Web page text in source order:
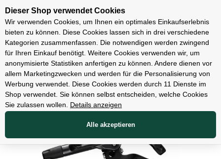
Unsere Filialen
Teile
Dieser Shop verwendet Cookies
Wir verwenden Cookies, um Ihnen ein optimales Einkaufserlebnis
bieten zu können. Diese Cookies lassen sich in drei verschiedene
Kategorien zusammenfassen. Die notwendigen werden zwingend
für Ihren Einkauf benötigt. Weitere Cookies verwenden wir, um
anonymisierte Statistiken anfertigen zu können. Andere dienen vor
allem Marketingzwecken und werden für die Personalisierung von
Werbung verwendet. Diese Cookies werden durch 11 Dienste im
Shop verwendet. Sie können selbst entscheiden, welche Cookies
Sie zulassen wollen.
Details anzeigen
Alle akzeptieren